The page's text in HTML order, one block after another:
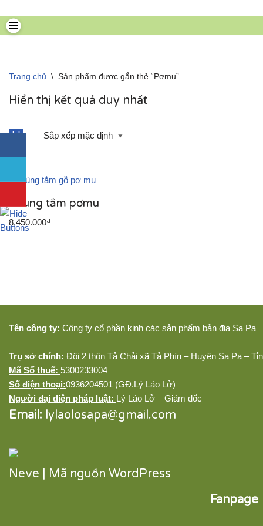
Chuyển
dung
Trang chủ \ Sản phẩm được gắn thẻ “Pơmu”
Hiển thị kết quả duy nhất
Thùng tắm pơmu
8.450.000₫
Tên công ty: Công ty cổ phần kinh các sản phẩm bản địa Sa Pa
Trụ sở chính: Đội 2 thôn Tả Chải xã Tả Phìn – Huyện Sa Pa –
Mã Số thuế: 5300233004
Số điện thoại:0936204501 (GĐ.Lý Láo Lở)
Người đại diện pháp luật: Lý Láo Lở – Giám đốc
Email: lylaolosapa@gmail.com
Neve | Mã nguồn WordPress
Fanpage